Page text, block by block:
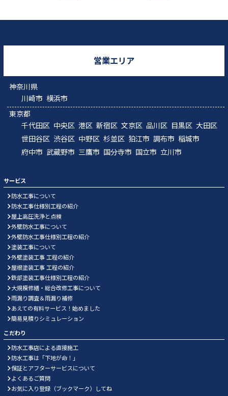
営業エリア
神奈川県
川崎市 横浜市
東京都
千代田区 中央区 港区 新宿区 文京区 品川区 目黒区 大田区
世田谷区 渋谷区 中野区 杉並区 狛江市 調布市 稲城市
府中市 武蔵野市 三鷹市 国分寺市 国立市 立川市
サービス
防水工事について
防水工事仕様別工程の紹介
屋上高圧洗浄と点検
外壁防水工事について
外壁防水工事仕様別工程の紹介
塗装工事について
外壁塗装工事 工程の紹介
屋根塗装工事 工程の紹介
鉄部塗装工事仕様別工程の紹介
大規模修繕・総合改修工事について
雨漏り調査＆雨漏り補修
あえての有料サービス！始めました
簡易見積りシミュレーション
こだわり
防水工事店による直接施工
防水工事は「下地が命！」
保証とアフターサービスについて
よくあるご質問
お気に入り登録（ブックマーク）してね